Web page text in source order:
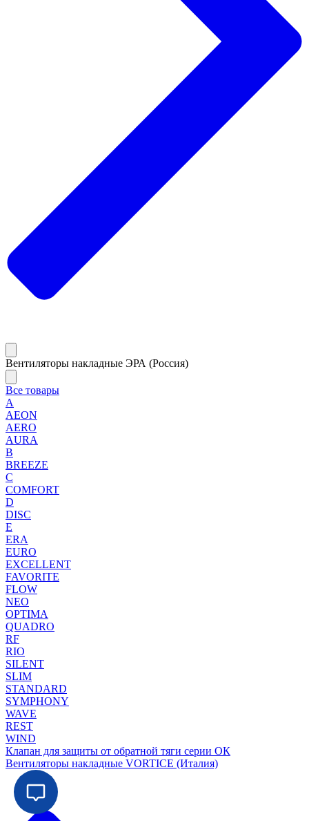
Вентиляторы накладные ЭРА (Россия)
Все товары
A
AEON
AERO
AURA
B
BREEZE
C
COMFORT
D
DISC
E
ERA
EURO
EXCELLENT
FAVORITE
FLOW
NEO
OPTIMA
QUADRO
RF
RIO
SILENT
SLIM
STANDARD
SYMPHONY
WAVE
REST
WIND
Клапан для защиты от обратной тяги серии ОК
Вентиляторы накладные VORTICE (Италия)